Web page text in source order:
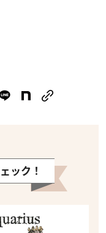
ック！